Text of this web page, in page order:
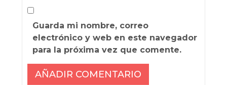
Guarda mi nombre, correo
electrónico y web en este navegador
para la próxima vez que comente.